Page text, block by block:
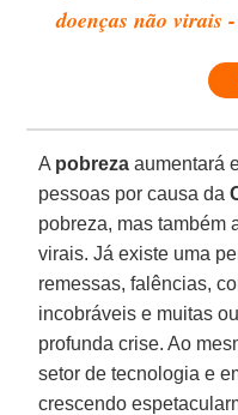
doenças não virais
A pobreza aumentará
pessoas por causa da
pobreza, mas também
virais. Já existe uma
remessas, falências,
incobráveis e muitas
profunda crise. Ao
setor de tecnologia e
crescendo